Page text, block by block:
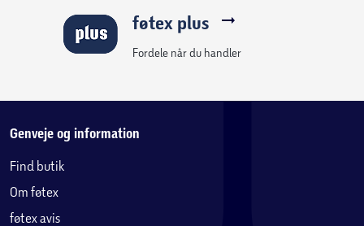
føtex plus
Fordele når du handler
Genveje og information
Find butik
Om føtex
føtex avis